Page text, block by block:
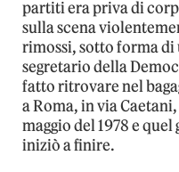
partiti era priva di
sulla scena
rimossi, sotto forma
segretario della
fatto ritrovare nel
a Roma, in via
maggio del 1978 e
iniziò a finire.